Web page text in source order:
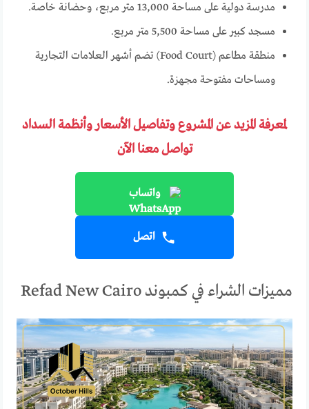
مدرسة دولية على مساحة 13,000 متر مربع، وحضانة خاصة.
مسجد كبير على مساحة 5,500 متر مربع.
منطقة مطاعم (Food Court) تضم أشهر العلامات التجارية
ومساحات مفتوحة مجهزة.
لمعرفة المزيد عن المشروع وتفاصيل الأسعار وأنظمة السداد
تواصل معنا الآن
واتساب
اتصل
مميزات الشراء في كمبوند Refad New Cairo